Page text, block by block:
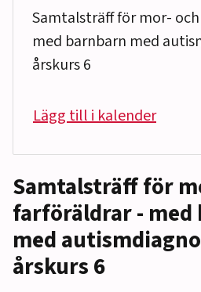
Samtalsträff för
farföräldrar - med
med
årskurs 6
Samtalsträff för mor-
med barnbarn med
årskurs 6
Lägg till i kalender